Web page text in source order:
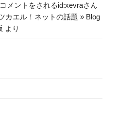
メントをされるid:xevraさん
カエル！ネットの話題 » Blog
より